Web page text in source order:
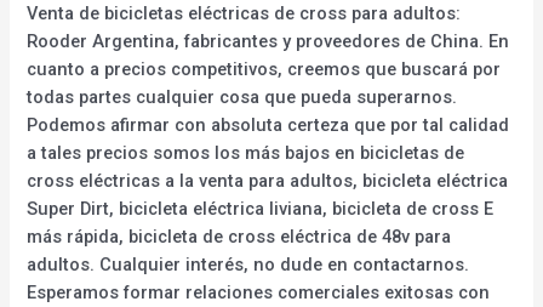
Venta de bicicletas eléctricas de cross para adultos:
Rooder Argentina, fabricantes y proveedores de China. En
cuanto a precios competitivos, creemos que buscará por
todas partes cualquier cosa que pueda superarnos.
Podemos afirmar con absoluta certeza que por tal calidad
a tales precios somos los más bajos en bicicletas de
cross eléctricas a la venta para adultos, bicicleta eléctrica
Super Dirt, bicicleta eléctrica liviana, bicicleta de cross E
más rápida, bicicleta de cross eléctrica de 48v para
adultos. Cualquier interés, no dude en contactarnos.
Esperamos formar relaciones comerciales exitosas con